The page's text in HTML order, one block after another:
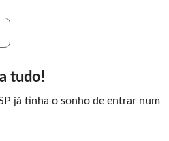
tudo!
já tinha o sonho de entrar num